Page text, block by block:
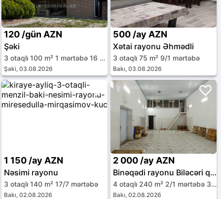
120 /gün AZN
Şəki
3 otaqlı 100 m² 1 mərtəbə 16 sot
Şəki, 03.08.2026
500 /ay AZN
Xətai rayonu Əhmədli
3 otaqlı 75 m² 9/1 mərtəbə
Bakı, 03.08.2026
1 150 /ay AZN
Nəsimi rayonu
3 otaqlı 140 m² 17/7 mərtəbə
Bakı, 02.08.2026
2 000 /ay AZN
Binəqədi rayonu Biləcəri qəs.
4 otaqlı 240 m² 2/1 mərtəbə 3.2 sot
Bakı, 02.08.2026